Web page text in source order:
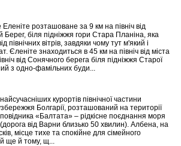
розташоване за 9 км на північ від
Берег, біля підніжжя гори Стара Планіна, яка
північних вітрів, завдяки чому тут м'який і
Єленіте знаходиться в 45 км на північ від міста
від Сонячного берега біля підніжжя Старої
з одно-фамільних буди...
курортів північної частини
Болгарії, розташований на території
«Балтата» – рідкісне поєднання моря
(дорога від Варни близько 50 хвилин). Албена, на
місце тихе та спокійне для сімейного
ще й тому, щ...